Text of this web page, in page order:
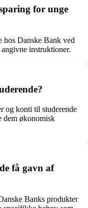
for unge
hos Danske Bank ved
instruktioner.
og konti til studerende
dem økonomisk
få gavn af
Banks produkter